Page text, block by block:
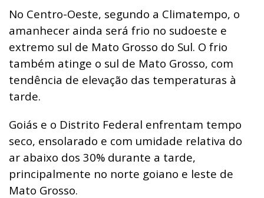
No Centro-Oeste, segundo a Climatempo, o
amanhecer ainda será frio no sudoeste e
extremo sul de Mato Grosso do Sul. O frio
também atinge o sul de Mato Grosso, com
tendência de elevação das temperaturas à
tarde.
Goiás e o Distrito Federal enfrentam tempo
seco, ensolarado e com umidade relativa do
ar abaixo dos 30% durante a tarde,
principalmente no norte goiano e leste de
Mato Grosso.